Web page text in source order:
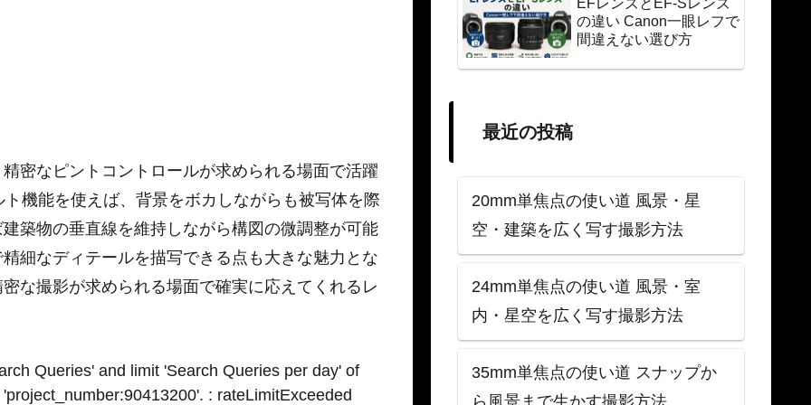
密なピントコントロールが求められる場面で活躍
機能を使えば、背景をボカしながらも被写体を際
築物の垂直線を維持しながら構図の微調整が可能
細なディテールを描写できる点も大きな魅力とな
な撮影が求められる場面で確実に応えてくれるレ
Queries' and limit 'Search Queries per day' of
: rateLimitExceeded
EFレンズとEF-Sレンズ
の違い Canon一眼レフで
間違えない選び方
最近の投稿
20mm単焦点の使い道 風景・星
空・建築を広く写す撮影方法
24mm単焦点の使い道 風景・室
内・星空を広く写す撮影方法
35mm単焦点の使い道 スナップか